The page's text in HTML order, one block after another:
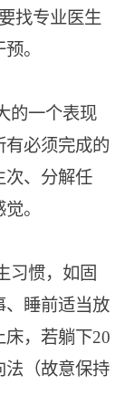
找专业医生
。
的一个表现
有必须完成的
次、分解任
。
习惯，如固
、睡前适当放
，若躺下20
法（故意保持